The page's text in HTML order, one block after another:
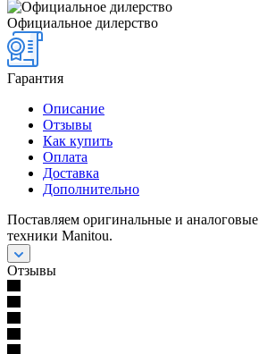
Официальное дилерство
Гарантия
Описание
Отзывы
Как купить
Оплата
Доставка
Дополнительно
Поставляем оригинальные и
техники Manitou.
Отзывы